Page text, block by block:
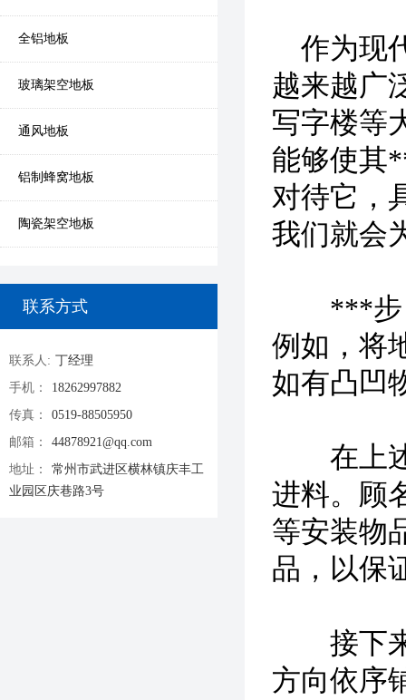
全铝地板
玻璃架空地板
通风地板
铝制蜂窝地板
陶瓷架空地板
联系方式
联系人: 丁经理
手机：
18262997882
传真：
0519-88505950
邮箱：
44878921@qq.com
地址：
常州市武进区横林镇庆丰工
业园区庆巷路3号
作为现
越来越广
写字楼等
能够使其
对待它，
我们就会
***步，
例如，将
如有凸凹
在上述
进料。顾
等安装物
品，以保
接下来
方向依序